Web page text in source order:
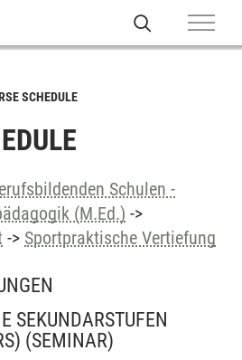
SCHEDULE
Schulen -
(M.Ed.) ->
-> Sportpraktische Vertiefung
SEKUNDARSTUFEN
(SEMINAR)